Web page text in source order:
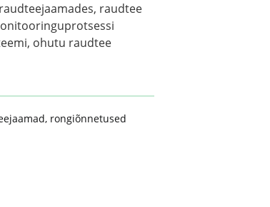
raudtee
ohutu raudtee
, rongiõnnetused